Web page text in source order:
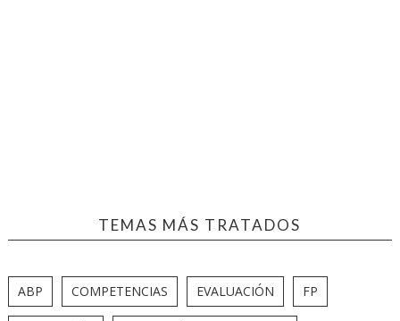
TEMAS MÁS TRATADOS
ABP COMPETENCIAS EVALUACIÓN FP